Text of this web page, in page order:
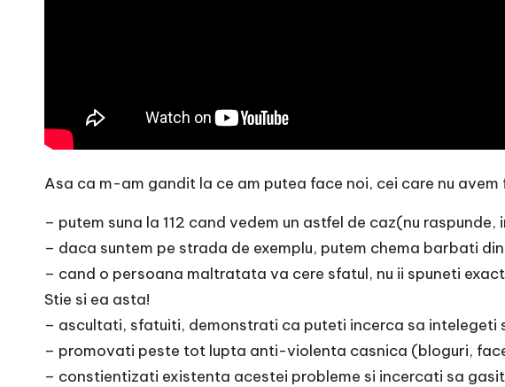
Asa ca m-am gandit la ce am putea face noi, cei care nu
– putem suna la 112 cand vedem un astfel de caz(nu
– daca suntem pe strada de exemplu, putem chema barbati
– cand o persoana maltratata va cere sfatul, nu ii spuneti
Stie si ea asta!
– ascultati, sfatuiti, demonstrati ca puteti incerca sa intelegeti
– promovati peste tot lupta anti-violenta casnica (bloguri,
– constientizati existenta acestei probleme si incercati sa